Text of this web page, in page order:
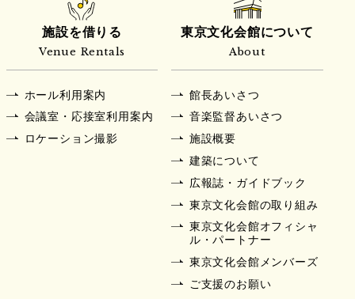
施設を借りる
Venue Rentals
ホール利用案内
会議室・応接室利用案内
ロケーション撮影
東京文化会館について
About
館長あいさつ
音楽監督あいさつ
施設概要
建築について
広報誌・ガイドブック
東京文化会館の取り組み
東京文化会館オフィシャ
ル・パートナー
東京文化会館メンバーズ
ご支援のお願い